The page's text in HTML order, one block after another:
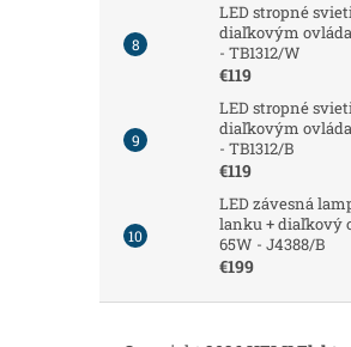
LED stropné
diaľkovým
- TB1312/W
€119
LED stropné
diaľkovým
- TB1312/B
€119
LED závesná
lanku + diaľkový
65W - J4388/B
€199